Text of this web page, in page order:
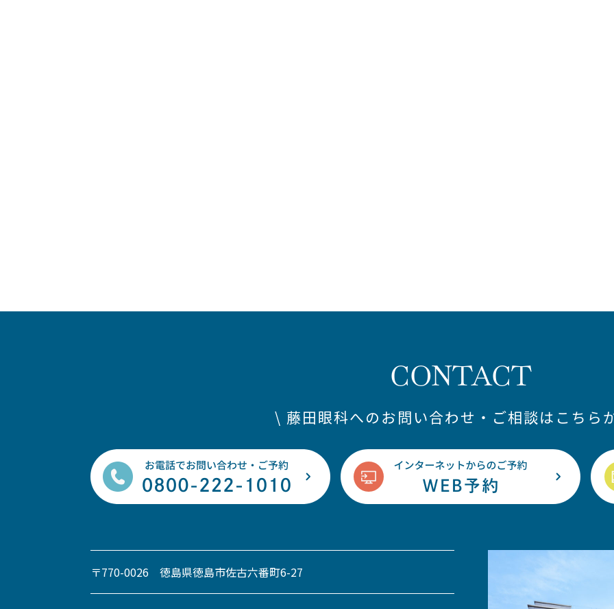
CONTACT
\ 藤田眼科へのお問い合わせ・ご相談はこちら
〒770-0026 徳島県徳島市佐古六番町6-27